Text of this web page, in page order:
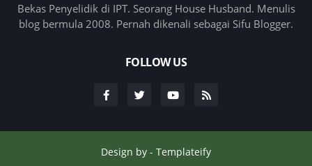
Bekas Penyelidik di IPT. Seorang House Husband. Menulis
blog bermula 2008. Pernah dikenali sebagai Sifu Blogger.
FOLLOW US
Design by - Templateify